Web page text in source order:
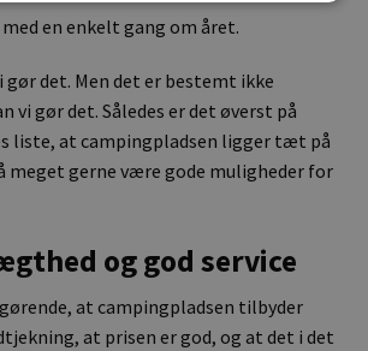
en enkelt gang om året.
gør det. Men det er bestemt ikke
vi gør det. Således er det øverst på
liste, at campingpladsen ligger tæt på
meget gerne være gode muligheder for
og god service
at campingpladsen tilbyder
at prisen er god, og at det i det